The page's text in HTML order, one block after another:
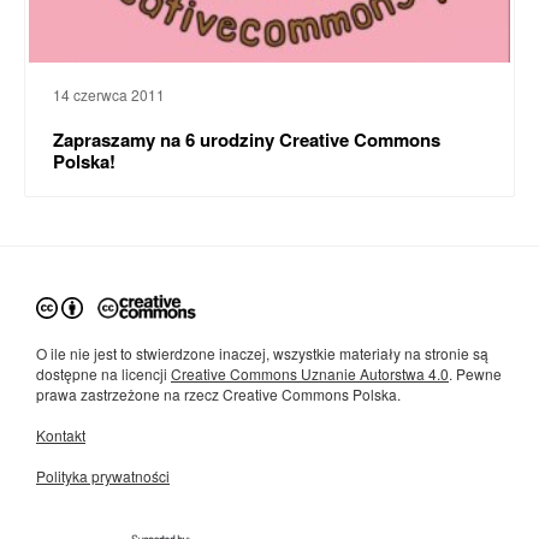
14 czerwca 2011
Zapraszamy na 6 urodziny Creative Commons
Polska!
O ile nie jest to stwierdzone inaczej, wszystkie materiały na stronie są
dostępne na licencji Creative Commons Uznanie Autorstwa 4.0. Pewne
prawa zastrzeżone na rzecz Creative Commons Polska.
Kontakt
Polityka prywatności